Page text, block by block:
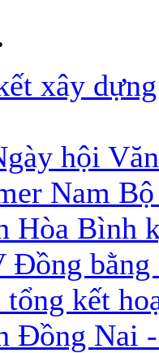
xây
hội
Nam
Hòa Bình
kết
Đồng Nai